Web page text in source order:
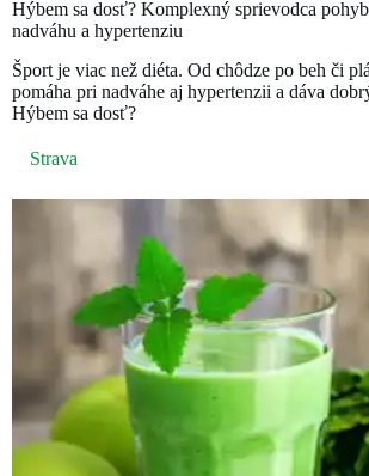
Hýbem sa dosť? Komplexný sprievodca
nadváhu a hypertenziu
Šport je viac než diéta. Od chôdze po beh či
pomáha pri nadváhe aj hypertenzii a dáva
Hýbem sa dosť?
Strava